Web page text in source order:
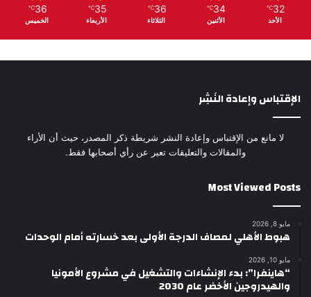
32
℃
الأحد
34
℃
الأثنين
36
℃
الثلاثاء
35
℃
الأربعاء
36
℃
الخميس
الإقتباس وإعادة النَشِر
لا مانع من الإقتباس وإعادة النشر شريطة ذكر المصدر، حيث أن الأراء
والمقالات والتعليقات تعبر عن رأي أصحابها فقط.
Most Viewed Posts
مايو 8, 2026
هبوط الأهلي لمصاف الدرجة الأولى بعد خسارته أمام الوحدات
مايو 10, 2026
“هاينفرا”: بدء الإنشاءات والتشغيل في مشروع الأمونيا
والهيدروجين الأخضر عام 2030